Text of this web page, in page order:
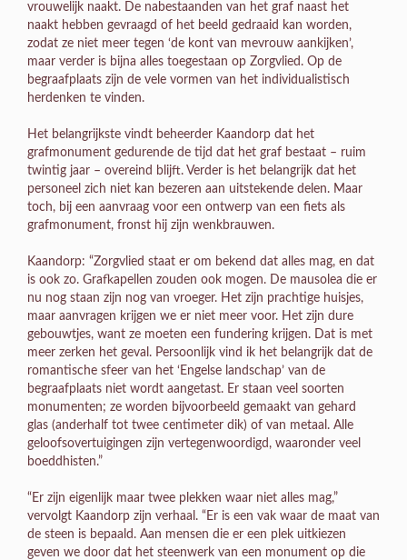
vrouwelijk naakt. De nabestaanden van het graf naast het
naakt hebben gevraagd of het beeld gedraaid kan worden,
zodat ze niet meer tegen ‘de kont van mevrouw aankijken’,
maar verder is bijna alles toegestaan op Zorgvlied. Op de
begraafplaats zijn de vele vormen van het individualistisch
herdenken te vinden.
Het belangrijkste vindt beheerder Kaandorp dat het
grafmonument gedurende de tijd dat het graf bestaat – ruim
twintig jaar – overeind blijft. Verder is het belangrijk dat het
personeel zich niet kan bezeren aan uitstekende delen. Maar
toch, bij een aanvraag voor een ontwerp van een fiets als
grafmonument, fronst hij zijn wenkbrauwen.
Kaandorp: “Zorgvlied staat er om bekend dat alles mag, en dat
is ook zo. Grafkapellen zouden ook mogen. De mausolea die er
nu nog staan zijn nog van vroeger. Het zijn prachtige huisjes,
maar aanvragen krijgen we er niet meer voor. Het zijn dure
gebouwtjes, want ze moeten een fundering krijgen. Dat is met
meer zerken het geval. Persoonlijk vind ik het belangrijk dat de
romantische sfeer van het ‘Engelse landschap’ van de
begraafplaats niet wordt aangetast. Er staan veel soorten
monumenten; ze worden bijvoorbeeld gemaakt van gehard
glas (anderhalf tot twee centimeter dik) of van metaal. Alle
geloofsovertuigingen zijn vertegenwoordigd, waaronder veel
boeddhisten.”
“Er zijn eigenlijk maar twee plekken waar niet alles mag,”
vervolgt Kaandorp zijn verhaal. “Er is een vak waar de maat van
de steen is bepaald. Aan mensen die er een plek uitkiezen
geven we door dat het steenwerk van een monument op die